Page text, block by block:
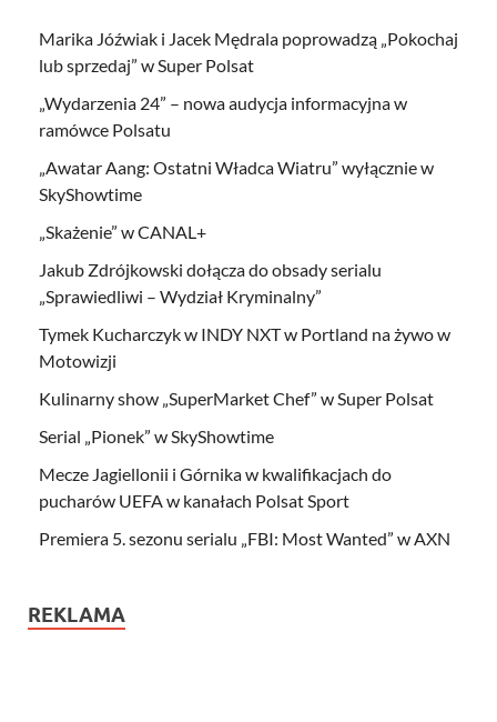
Marika Jóźwiak i Jacek Mędrala poprowadzą „Pokochaj
lub sprzedaj” w Super Polsat
„Wydarzenia 24” – nowa audycja informacyjna w
ramówce Polsatu
„Awatar Aang: Ostatni Władca Wiatru” wyłącznie w
SkyShowtime
„Skażenie” w CANAL+
Jakub Zdrójkowski dołącza do obsady serialu
„Sprawiedliwi – Wydział Kryminalny”
Tymek Kucharczyk w INDY NXT w Portland na żywo w
Motowizji
Kulinarny show „SuperMarket Chef” w Super Polsat
Serial „Pionek” w SkyShowtime
Mecze Jagiellonii i Górnika w kwalifikacjach do
pucharów UEFA w kanałach Polsat Sport
Premiera 5. sezonu serialu „FBI: Most Wanted” w AXN
REKLAMA